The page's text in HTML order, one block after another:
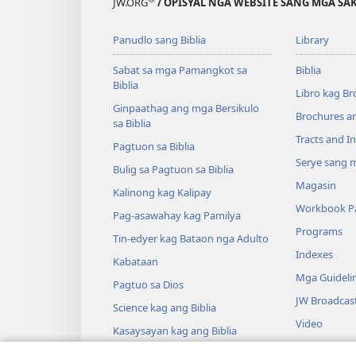
Panudlo sang Biblia
Sabat sa mga Pamangkot sa
Biblia
Ginpaathag ang mga Bersikulo
sa Biblia
Pagtuon sa Biblia
Bulig sa Pagtuon sa Biblia
Kalinong kag Kalipay
Pag-asawahay kag Pamilya
Tin-edyer kag Bataon nga Adulto
Kabataan
Pagtuo sa Dios
Science kag ang Biblia
Kasaysayan kag ang Biblia
Library
Biblia
Libro kag
Brochures
Tracts and
Serye sang
Magasin
Workbook
Programs
Indexes
Mga
JW
Video
Musika